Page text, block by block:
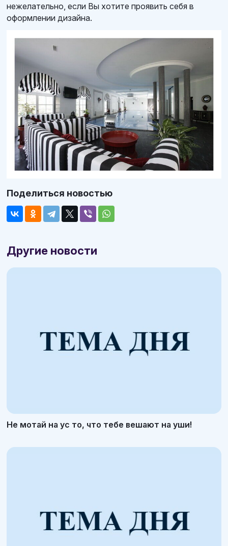
нежелательно, если Вы хотите проявить себя в
оформлении дизайна.
Поделиться новостью
Другие новости
Не мотай на ус то, что тебе вешают на уши!